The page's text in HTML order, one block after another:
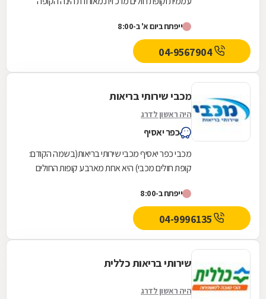
מעגל...
ייפתח ביום א' ב-8:00
04-9567904
מכבי שירותי בריאות
היה ראשון לדרג
כפר יאסיף
מכבי כפר יאסיף מכבי שירותי בריאות(בשמה הקודם:
קופת חולים מכבי) היא אחת מארבע קופות החולים
והחלה את...
ייפתח ב-8:00
04-9996135
שירותי בריאות כללית
היה ראשון לדרג